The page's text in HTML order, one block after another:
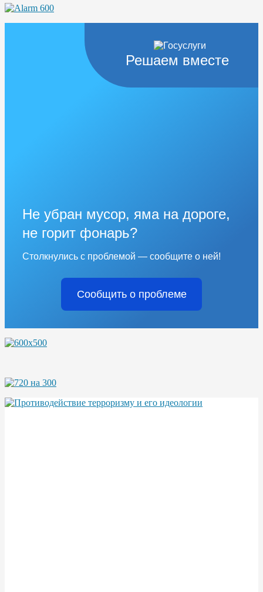
Решаем вместе
Не убран мусор, яма на дороге,
не горит фонарь?
Столкнулись с проблемой — сообщите о ней!
Сообщить о проблеме